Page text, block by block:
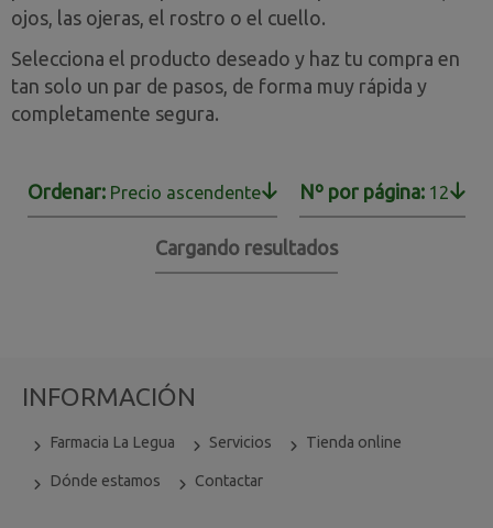
ojos, las ojeras, el rostro o el cuello.
Selecciona el producto deseado y haz tu compra en
tan solo un par de pasos, de forma muy rápida y
completamente segura.
Ordenar: Precio ascendente Nº por página: 12
Cargando resultados
INFORMACIÓN
Farmacia La Legua Servicios Tienda online
Dónde estamos Contactar